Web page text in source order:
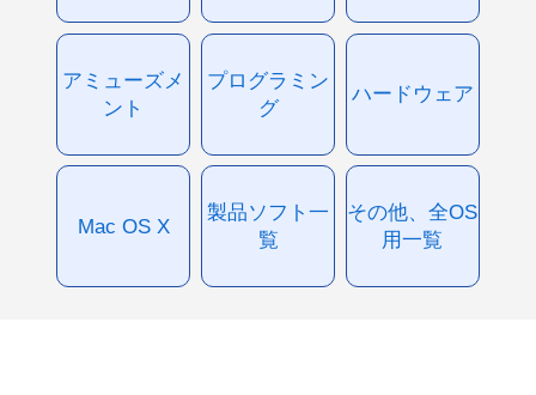
アミューズメ
ント
プログラミン
グ
ハードウェア
Mac OS X
製品ソフト一
覧
その他、全OS
用一覧